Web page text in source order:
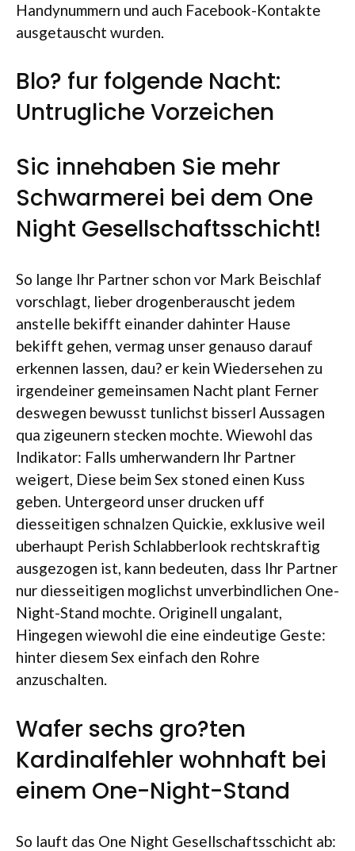
Handynummern und auch Facebook-Kontakte
ausgetauscht wurden.
Blo? fur folgende Nacht:
Untrugliche Vorzeichen
Sic innehaben Sie mehr
Schwarmerei bei dem One
Night Gesellschaftsschicht!
So lange Ihr Partner schon vor Mark Beischlaf
vorschlagt, lieber drogenberauscht jedem
anstelle bekifft einander dahinter Hause
bekifft gehen, vermag unser genauso darauf
erkennen lassen, dau? er kein Wiedersehen zu
irgendeiner gemeinsamen Nacht plant Ferner
deswegen bewusst tunlichst bisserl Aussagen
qua zigeunern stecken mochte. Wiewohl das
Indikator: Falls umherwandern Ihr Partner
weigert, Diese beim Sex stoned einen Kuss
geben. Untergeord unser drucken uff
diesseitigen schnalzen Quickie, exklusive weil
uberhaupt Perish Schlabberlook rechtskraftig
ausgezogen ist, kann bedeuten, dass Ihr Partner
nur diesseitigen moglichst unverbindlichen One-
Night-Stand mochte. Originell ungalant,
Hingegen wiewohl die eine eindeutige Geste:
hinter diesem Sex einfach den Rohre
anzuschalten.
Wafer sechs gro?ten
Kardinalfehler wohnhaft bei
einem One-Night-Stand
So lauft das One Night Gesellschaftsschicht ab: